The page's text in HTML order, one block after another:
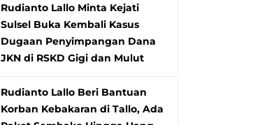
Rudianto Lallo Minta Kejati
Sulsel Buka Kembali Kasus
Dugaan Penyimpangan Dana
JKN di RSKD Gigi dan Mulut
Rudianto Lallo Beri Bantuan
Korban Kebakaran di Tallo, Ada